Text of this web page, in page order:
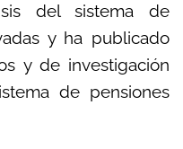
del sistema de
y ha publicado
y de investigación
de pensiones